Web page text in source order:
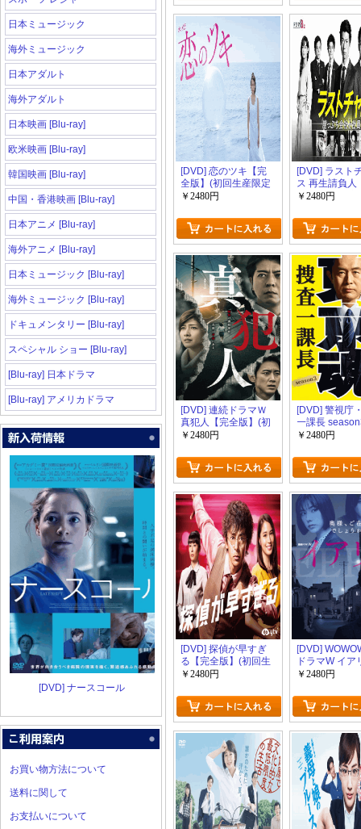
日本ミュージック
海外ミュージック
日本アダルト
海外アダルト
日本映画 [Blu-ray]
欧米映画 [Blu-ray]
韓国映画 [Blu-ray]
中国・香港映画 [Blu-ray]
日本アニメ [Blu-ray]
海外アニメ [Blu-ray]
日本ミュージック [Blu-ray]
海外ミュージック [Blu-ray]
ドキュメンタリー [Blu-ray]
スペシャル ショー [Blu-ray]
[Blu-ray] 日本ドラマ
[Blu-ray] アメリカドラマ
[DVD] ナースコール
お買い物方法について
送料に関して
お支払いについて
[DVD] 恋のツキ【完
全版】(初回生産限定
版)
￥2480円
[DVD] ラスト
ス 再生請負人
版】(初回生
￥2480円
[DVD] 連続ドラマＷ
真犯人【完全版】(初
回生産限定版)
￥2480円
[DVD] 警視庁
一課長
全版】(初回生
￥2480円
[DVD] 探偵が早すぎ
る【完全版】(初回生
産限定版)
￥2480円
[DVD]
ドラマW イア
えない顔【完
￥2480円